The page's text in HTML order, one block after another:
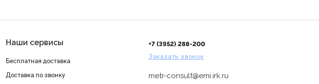
Наши сервисы
Бесплатная доставка
Доставка по звонку
+7 (3952) 288-200
Заказать звонок
metr-consult@emi.irk.ru